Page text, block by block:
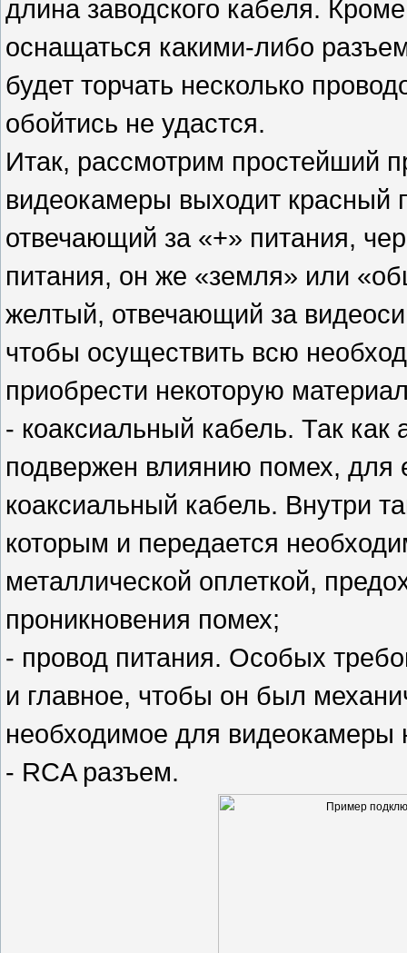
длина заводского кабеля.
оснащаться какими-либо
будет торчать несколько
обойтись не удастся.
Итак, рассмотрим простейший
видеокамеры выходит красный
отвечающий за «+» питания,
питания, он же «земля» или
желтый, отвечающий за
чтобы осуществить всю
приобрести некоторую
- коаксиальный кабель. Так как
подвержен влиянию помех, для
коаксиальный кабель. Внутри
которым и передается
металлической оплеткой,
проникновения помех;
- провод питания. Особых
и главное, чтобы он был
необходимое для видеокамеры
- RCA разъем.